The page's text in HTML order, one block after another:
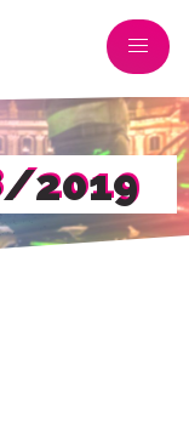
2019